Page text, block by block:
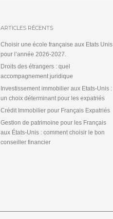
ARTICLES RÉCENTS
Choisir une école française aux Etats Unis
pour l’année 2026-2027.
Droits des étrangers : quel
accompagnement juridique
Investissement immobilier aux Etats-Unis :
un choix déterminant pour les expatriés
Crédit Immobilier pour Français Expatriés
Gestion de patrimoine pour les Français
aux États-Unis : comment choisir le bon
conseiller financier